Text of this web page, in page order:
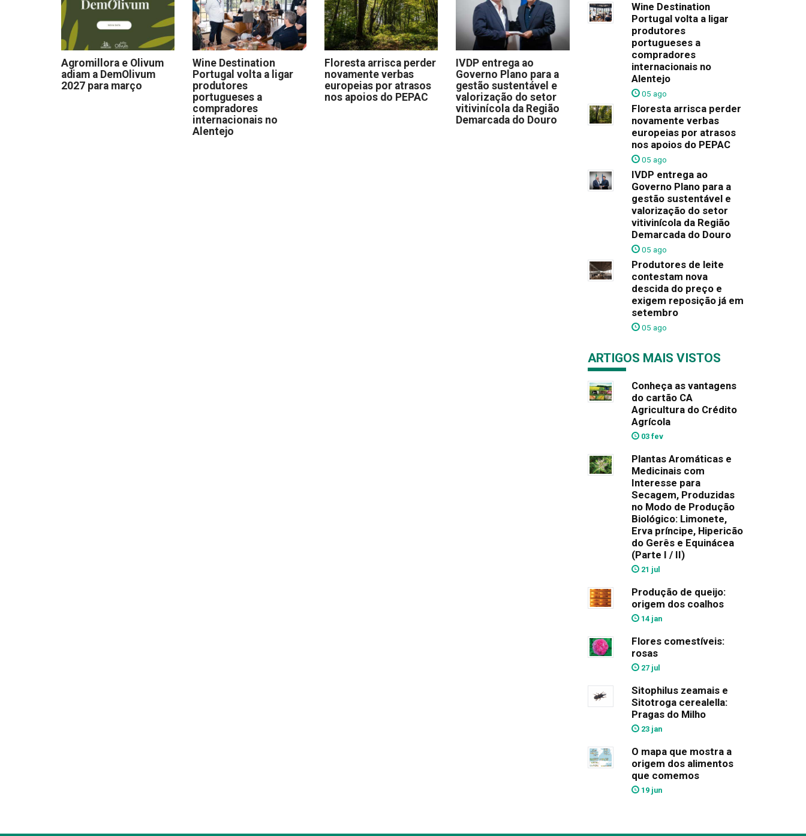
Agromillora e Olivum
adiam a DemOlivum
2027 para março
Wine Destination
Portugal volta a ligar
produtores
portugueses a
compradores
internacionais no
Alentejo
Floresta arrisca perder
novamente verbas
europeias por atrasos
nos apoios do PEPAC
IVDP entrega ao
Governo Plano para a
gestão sustentável e
valorização do setor
vitivinícola da Região
Demarcada do Douro
Wine Destination
Portugal volta a ligar
produtores
portugueses a
compradores
internacionais no
Alentejo
05 ago
Floresta arrisca perder
novamente verbas
europeias por atrasos
nos apoios do PEPAC
05 ago
IVDP entrega ao
Governo Plano para a
gestão sustentável e
valorização do setor
vitivinícola da Região
Demarcada do Douro
05 ago
Produtores de leite
contestam nova
descida do preço e
exigem reposição já em
setembro
05 ago
ARTIGOS MAIS VISTOS
Conheça as vantagens
do cartão CA
Agricultura do Crédito
Agrícola
03 fev
Plantas Aromáticas e
Medicinais com
Interesse para
Secagem, Produzidas
no Modo de Produção
Biológico: Limonete,
Erva príncipe, Hipericão
do Gerês e Equinácea
(Parte I / II)
21 jul
Produção de queijo:
origem dos coalhos
14 jan
Flores comestíveis:
rosas
27 jul
Sitophilus zeamais e
Sitotroga cerealella:
Pragas do Milho
23 jan
O mapa que mostra a
origem dos alimentos
que comemos
19 jun